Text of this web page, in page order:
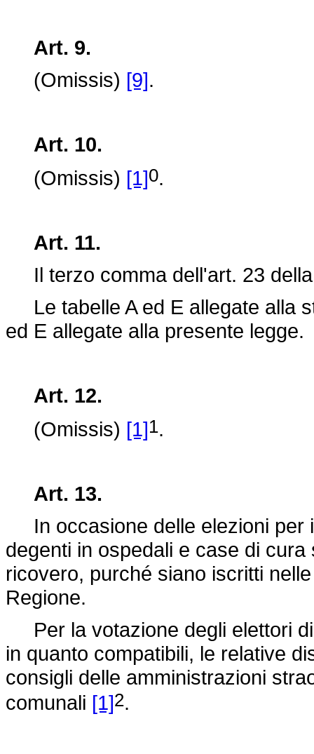
Art. 9.
(Omissis) [9].
Art. 10.
(Omissis) [1]0.
Art. 11.
Il terzo comma dell'art. 23
Le tabelle A ed E allegate alla
ed E allegate alla presente legge.
Art. 12.
(Omissis) [1]1.
Art. 13.
In occasione delle elezioni per
degenti in ospedali e case di
ricovero, purché siano iscritti
Regione.
Per la votazione degli elettori
in quanto compatibili, le relative
consigli delle amministrazioni
comunali [1]2.